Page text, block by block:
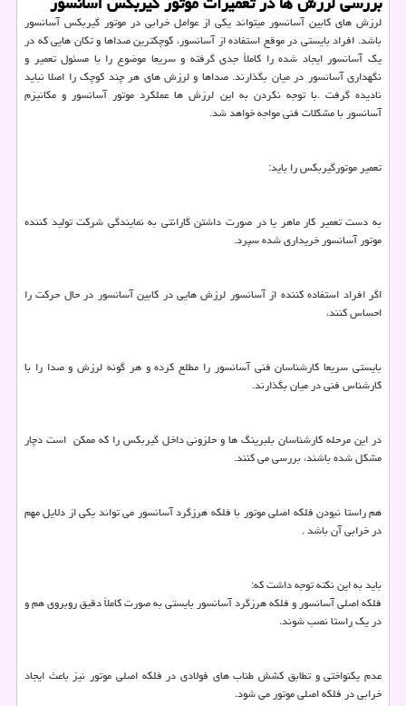
لرزش های کابین آسانسور میتواند یکی از عوامل خرابی در موتور گیربکس آسانسور
باشد. افراد بایستی در موقع استفاده از آسانسور، کوچکترین صداها و تکان هایی که در
یک آسانسور ایجاد شده را کاملاً جدی گرفته و سریعا موضوع را با مسئول تعمیر و
نگهداری آسانسور در میان بگذارند. صداها و لرزش های هر چند کوچک را اصلا نباید
نادیده گرفت .با توجه نکردن به این لرزش ها عملکرد موتور آسانسور و مکانیزم
آسانسور با مشکلات فنی مواجه خواهد شد.
تعمیر موتورگیربکس را باید:
به دست تعمیر کار ماهر یا در صورت داشتن گارانتی به نمایندگی شرکت تولید کننده
موتور آسانسور خریداری شده سپرد.
اگر افراد استفاده کننده از آسانسور لرزش هایی در کابین آسانسور در حال حرکت را
احساس کنند،
بایستی سریعا کارشناسان فنی آسانسور را مطلع کرده و هر گونه لرزش و صدا را با
کارشناس فنی در میان بگذارند.
در این مرحله کارشناسان بلبرینگ ها و حلزونی داخل گیربکس را که ممکن است دچار
مشکل شده باشند، بررسی می کنند.
هم راستا نبودن فلکه اصلی موتور با فلکه هرزگرد آسانسور می تواند یکی از دلایل مهم
در خرابی آن باشد .
باید به این نکته توجه داشت که:
فلکه اصلی آسانسور و فلکه هرزگرد آسانسور بایستی به صورت کاملاً دقیق روبروی هم و
در یک راستا نصب شوند.
عدم یکنواختی و تطابق کشش طناب های فولادی در فلکه اصلی موتور نیز باعث ایجاد
خرابی در فلکه اصلی موتور می شود.